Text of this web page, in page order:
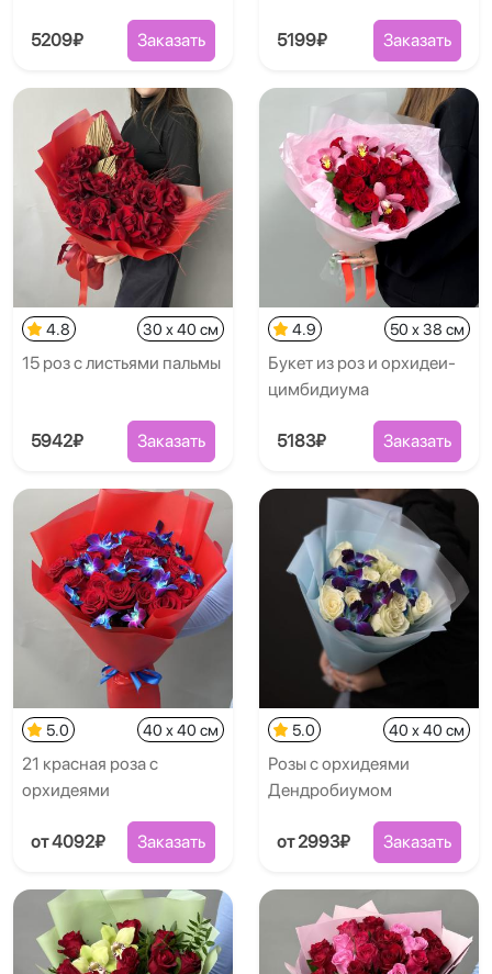
5209₽ Заказать 5199₽ Заказать
4.8 30 x 40 см
15 роз с листьями пальмы
5942₽ Заказать
4.9 50 x 38 см
Букет из роз и орхидеи-
цимбидиума
5183₽ Заказать
5.0 40 x 40 см
21 красная роза с
орхидеями
от 4092₽ Заказать
5.0 40 x 40 см
Розы с орхидеями
Дендробиумом
от 2993₽ Заказать